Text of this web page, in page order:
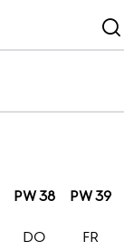
PW 38 PW 39
DO FR